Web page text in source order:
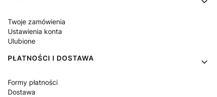
Twoje zamówienia
Ustawienia konta
Ulubione
PŁATNOŚCI I DOSTAWA
Formy płatności
Dostawa